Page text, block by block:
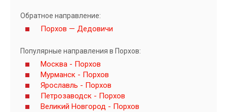
Обратное направление:
Порхов — Дедовичи
Популярные направления в Порхов:
Москва - Порхов
Мурманск - Порхов
Ярославль - Порхов
Петрозаводск - Порхов
Великий Новгород - Порхов